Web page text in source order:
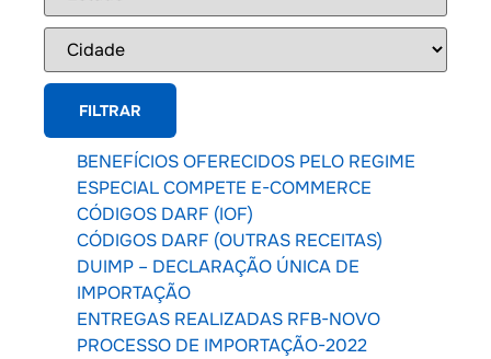
BENEFÍCIOS OFERECIDOS PELO REGIME
ESPECIAL COMPETE E-COMMERCE
CÓDIGOS DARF (IOF)
CÓDIGOS DARF (OUTRAS RECEITAS)
DUIMP – DECLARAÇÃO ÚNICA DE
IMPORTAÇÃO
ENTREGAS REALIZADAS RFB-NOVO
PROCESSO DE IMPORTAÇÃO-2022